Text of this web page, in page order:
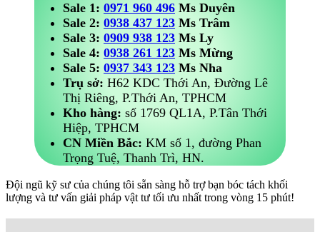
Sale 1: 0971 960 496 Ms Duyên
Sale 2: 0938 437 123 Ms Trâm
Sale 3: 0909 938 123 Ms Ly
Sale 4: 0938 261 123 Ms Mừng
Sale 5: 0937 343 123 Ms Nha
Trụ sở: H62 KDC Thới An, Đường Lê
Thị Riêng, P.Thới An, TPHCM
Kho hàng: số 1769 QL1A, P.Tân Thới
Hiệp, TPHCM
CN Miền Bắc: KM số 1, đường Phan
Trọng Tuệ, Thanh Trì, HN.
Đội ngũ kỹ sư của chúng tôi sẵn sàng hỗ trợ bạn bóc tách khối
lượng và tư vấn giải pháp vật tư tối ưu nhất trong vòng 15 phút!